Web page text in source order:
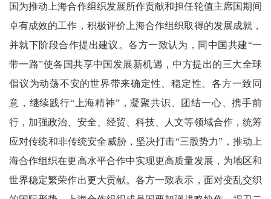
国为推动上海合作组织发展所作贡献和担任轮值主席国期间
卓有成效的工作，积极评价上海合作组织取得的发展成就，
并就下阶段合作提出建议。各方一致认为，同中国共建“一
带一路”使各国共享中国发展新机遇，中方提出的三大全球
倡议为动荡不安的世界带来确定性、稳定性。各方一致同
意，继续践行“上海精神”，凝聚共识、团结一心、携手前
行，加强政治、安全、经贸、科技、人文等领域合作，统筹
应对传统和非传统安全威胁，坚决打击“三股势力”，推动上
海合作组织在更高水平合作中实现更高质量发展，为地区和
世界稳定繁荣作出更大贡献。各方一致表示，面对变乱交织